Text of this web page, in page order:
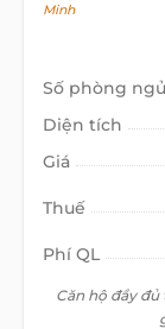
Minh
Số phòng ngủ
Diện tích
Giá
Thuế
Phí QL
Căn hộ đầy